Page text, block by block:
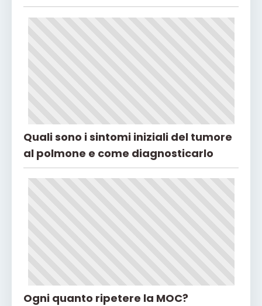
Quali sono i sintomi iniziali del tumore
al polmone e come diagnosticarlo
Ogni quanto ripetere la MOC?